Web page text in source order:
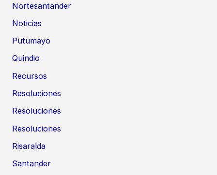
Nortesantander
Noticias
Putumayo
Quindio
Recursos
Resoluciones
Resoluciones
Resoluciones
Risaralda
Santander